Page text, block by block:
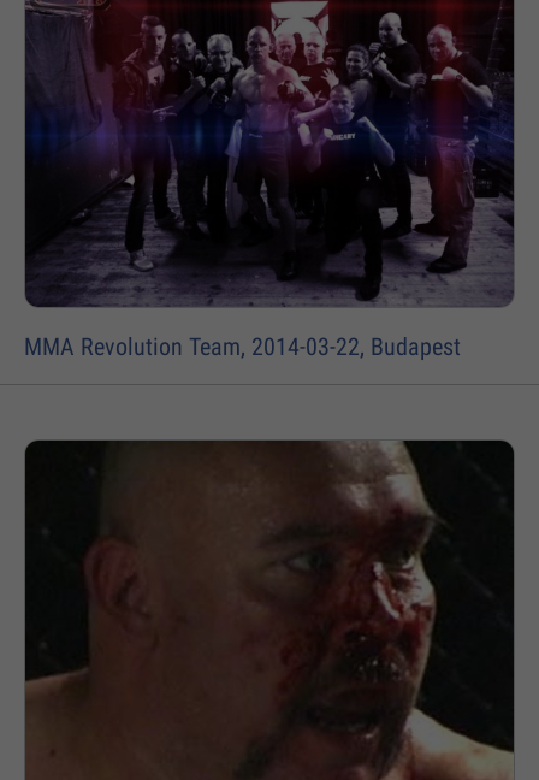
MMA Revolution Team, 2014-03-22, Budapest